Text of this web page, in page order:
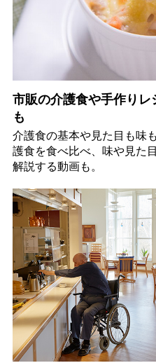
市販の介護食や手作り
も
介護食の基本や見た目も味
護食を食べ比べ、味や見た
解説する動画も。